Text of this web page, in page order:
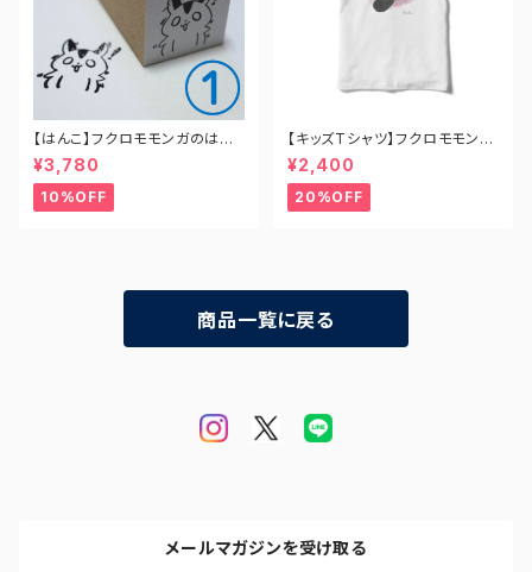
【はんこ】フクロモモンガのはん
こ（全8種コンプリートセット）
¥3,780
10%OFF
【キッズTシャツ】フクロモモンガ
のミミ店長 おすわりver.
¥2,400
20%OFF
商品一覧に戻る
メールマガジンを受け取る